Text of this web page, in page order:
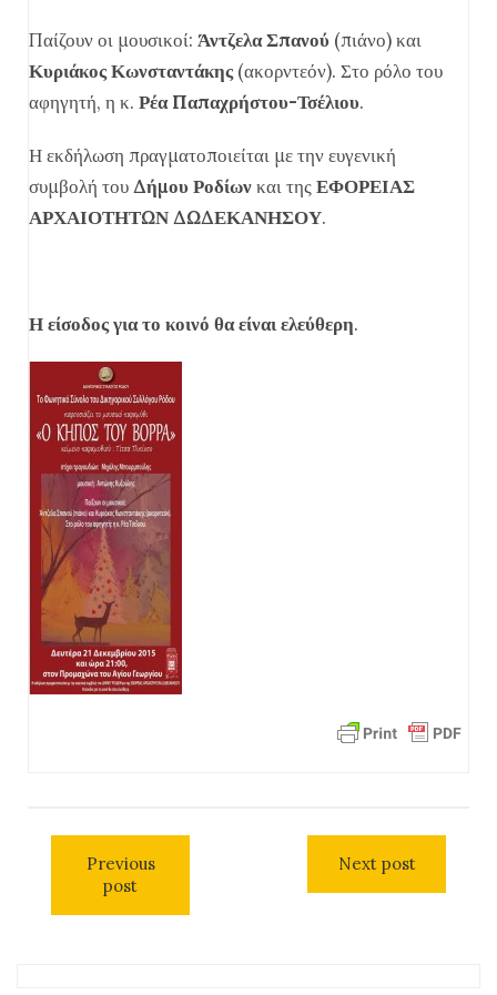
Παίζουν οι μουσικοί: Άντζελα Σπανού (πιάνο) και
Κυριάκος Κωνσταντάκης(ακορντεόν). Στο ρόλο του
αφηγητή, η κ. Ρέα Παπαχρήστου-Τσέλιου.
Η εκδήλωση πραγματοποιείται με την ευγενική
συμβολή τουΔήμου Ροδίωνκαι τηςΕΦΟΡΕΙΑΣ
ΑΡΧΑΙΟΤΗΤΩΝ ΔΩΔΕΚΑΝΗΣΟΥ.
Η είσοδος για το κοινό θα είναι ελεύθερη.
Previous
post
Next post